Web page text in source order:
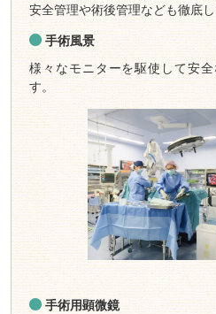
安全管理や術後管理なども徹底
手術風景
様々なモニターを駆使して安
す。
手術用顕微鏡